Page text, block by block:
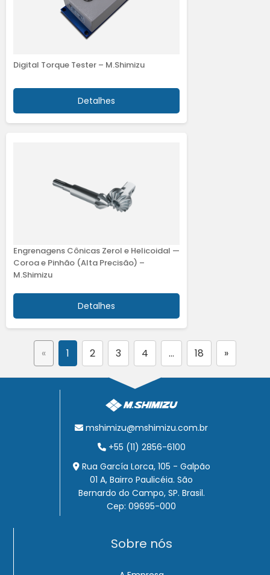
Digital Torque Tester – M.Shimizu
Detalhes
Engrenagens Cônicas Zerol e Helicoidal —
Coroa e Pinhão (Alta Precisão) –
M.Shimizu
Detalhes
« 1 2 3 4 … 18 »
mshimizu@mshimizu.com.br
+55 (11) 2856-6100
Rua García Lorca, 105 - Galpão
01 A, Bairro Paulicéia. São
Bernardo do Campo, SP. Brasil.
Cep: 09695-000
Sobre nós